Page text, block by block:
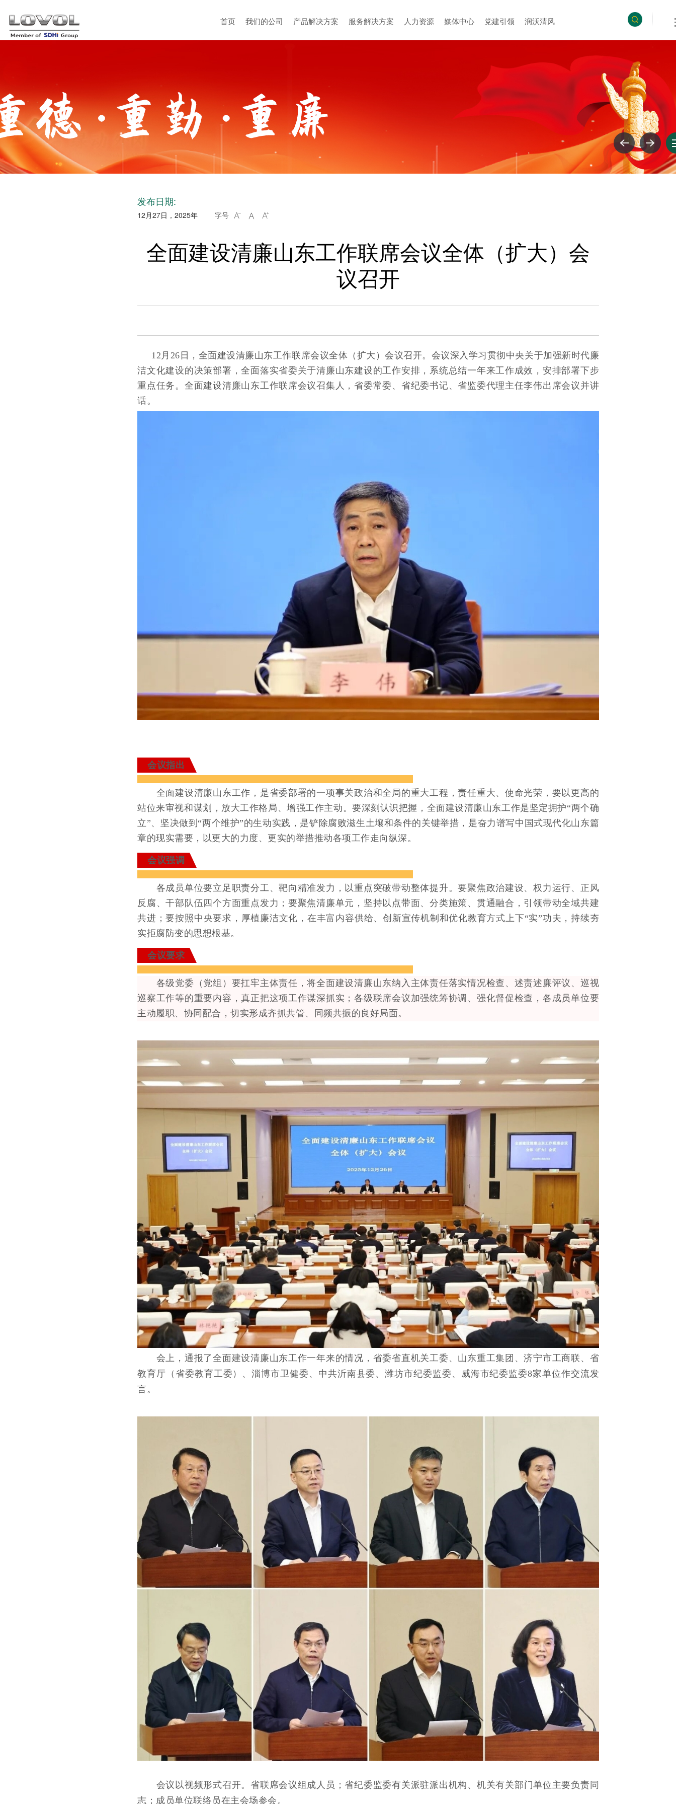
首页 我们的公司 产品解决方案 服务解决方案 人力资源 媒体中心 党建引领 润沃清风
发布日期:
12月27日，2025年 字号   
全面建设清廉山东工作联席会议全体（扩大）会
议召开
12月26日，全面建设清廉山东工作联席会议全体（扩大）会议召开。会议深入学习贯彻中央关于加强新时代廉
洁文化建设的决策部署，全面落实省委关于清廉山东建设的工作安排，系统总结一年来工作成效，安排部署下步
重点任务。全面建设清廉山东工作联席会议召集人，省委常委、省纪委书记、省监委代理主任李伟出席会议并讲
话。
会议指出
全面建设清廉山东工作，是省委部署的一项事关政治和全局的重大工程，责任重大、使命光荣，要以更高的
站位来审视和谋划，放大工作格局、增强工作主动。要深刻认识把握，全面建设清廉山东工作是坚定拥护“两个确
立”、坚决做到“两个维护”的生动实践，是铲除腐败滋生土壤和条件的关键举措，是奋力谱写中国式现代化山东篇
章的现实需要，以更大的力度、更实的举措推动各项工作走向纵深。
会议强调
各成员单位要立足职责分工、靶向精准发力，以重点突破带动整体提升。要聚焦政治建设、权力运行、正风
反腐、干部队伍四个方面重点发力；要聚焦清廉单元，坚持以点带面、分类施策、贯通融合，引领带动全域共建
共进；要按照中央要求，厚植廉洁文化，在丰富内容供给、创新宣传机制和优化教育方式上下“实”功夫，持续夯
实拒腐防变的思想根基。
会议要求
各级党委（党组）要扛牢主体责任，将全面建设清廉山东纳入主体责任落实情况检查、述责述廉评议、巡视
巡察工作等的重要内容，真正把这项工作谋深抓实；各级联席会议加强统筹协调、强化督促检查，各成员单位要
主动履职、协同配合，切实形成齐抓共管、同频共振的良好局面。
会上，通报了全面建设清廉山东工作一年来的情况，省委省直机关工委、山东重工集团、济宁市工商联、省
教育厅（省委教育工委）、淄博市卫健委、中共沂南县委、潍坊市纪委监委、威海市纪委监委8家单位作交流发
言。
会议以视频形式召开。省联席会议组成人员；省纪委监委有关派驻派出机构 、机关有关部门单位主要负责同
志；成员单位联络员在主会场参会。